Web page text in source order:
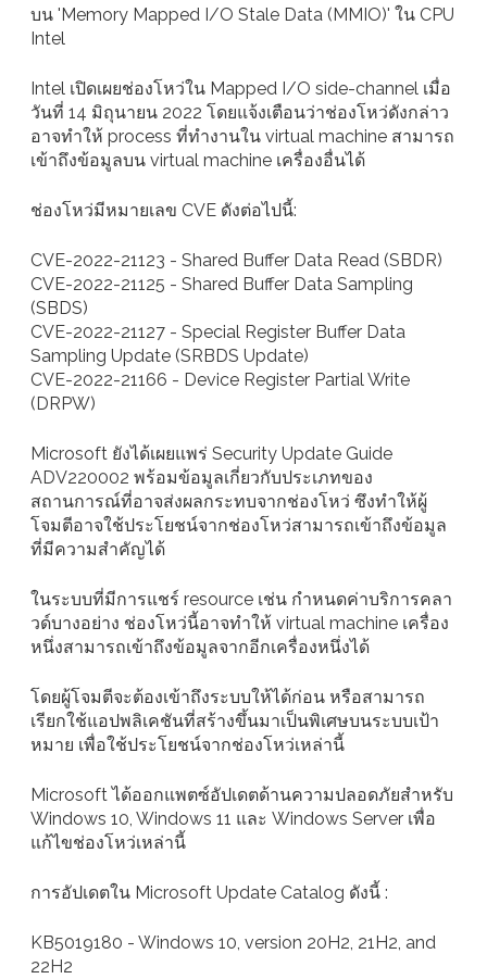
บน 'Memory Mapped I/O Stale Data (MMIO)' ใน CPU
Intel
Intel เปิดเผยช่องโหว่ใน Mapped I/O side-channel เมื่อ
วันที่ 14 มิถุนายน 2022 โดยแจ้งเตือนว่าช่องโหว่ดังกล่าว
อาจทำให้ process ที่ทำงานใน virtual machine สามารถ
เข้าถึงข้อมูลบน virtual machine เครื่องอื่นได้
ช่องโหว่มีหมายเลข CVE ดังต่อไปนี้:
CVE-2022-21123 - Shared Buffer Data Read (SBDR)
CVE-2022-21125 - Shared Buffer Data Sampling
(SBDS)
CVE-2022-21127 - Special Register Buffer Data
Sampling Update (SRBDS Update)
CVE-2022-21166 - Device Register Partial Write
(DRPW)
Microsoft ยังได้เผยแพร่ Security Update Guide
ADV220002 พร้อมข้อมูลเกี่ยวกับประเภทของ
สถานการณ์ที่อาจส่งผลกระทบจากช่องโหว่ ซึงทำให้ผู้
โจมตีอาจใช้ประโยชน์จากช่องโหว่สามารถเข้าถึงข้อมูล
ที่มีความสำคัญได้
ในระบบที่มีการแชร์ resource เช่น กำหนดค่าบริการคลา
วด์บางอย่าง ช่องโหว่นี้อาจทำให้ virtual machine เครื่อง
หนึ่งสามารถเข้าถึงข้อมูลจากอีกเครื่องหนึ่งได้
โดยผู้โจมตีจะต้องเข้าถึงระบบให้ได้ก่อน หรือสามารถ
เรียกใช้แอปพลิเคชันที่สร้างขึ้นมาเป็นพิเศษบนระบบเป้า
หมาย เพื่อใช้ประโยชน์จากช่องโหว่เหล่านี้
Microsoft ได้ออกแพตซ์อัปเดตด้านความปลอดภัยสำหรับ
Windows 10, Windows 11 และ Windows Server เพื่อ
แก้ไขช่องโหว่เหล่านี้
การอัปเดตใน Microsoft Update Catalog ดังนี้ :
KB5019180 - Windows 10, version 20H2, 21H2, and
22H2